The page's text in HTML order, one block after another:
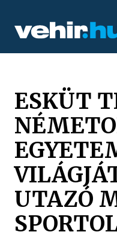
ESKÜT
UTAZÓ